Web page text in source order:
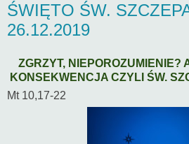
ŚWIĘTO ŚW.
26.12.2019
ZGRZYT, NIEPOROZUMIENIE?
KONSEKWENCJA CZYLI ŚW.
Mt 10,17-22